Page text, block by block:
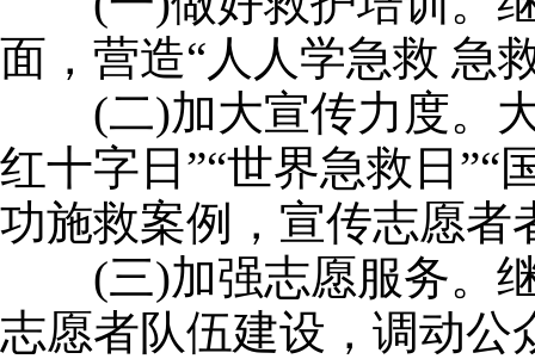
面，营造“人人学急救 急
(二)加大宣传力度。大
红十字日”“世界急救日
功施救案例，宣传志愿者
(三)加强志愿服务。继
志愿者队伍建设，调动公